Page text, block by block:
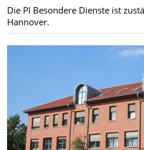
Die PI Besondere Dienste ist
Hannover.